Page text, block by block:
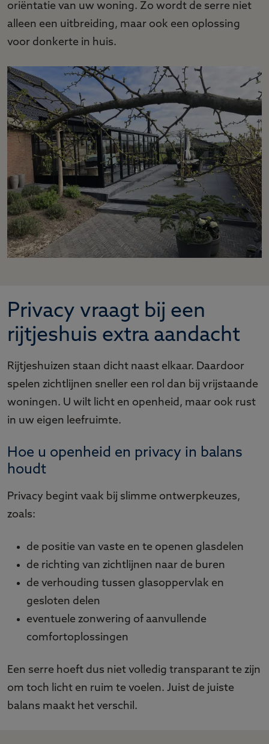
oriëntatie van uw woning. Zo wordt de serre niet
alleen een uitbreiding, maar ook een oplossing
voor donkerte in huis.
Privacy vraagt bij een
rijtjeshuis extra aandacht
Rijtjeshuizen staan dicht naast elkaar. Daardoor
spelen zichtlijnen sneller een rol dan bij vrijstaande
woningen. U wilt licht en openheid, maar ook rust
in uw eigen leefruimte.
Hoe u openheid en privacy in balans
houdt
Privacy begint vaak bij slimme ontwerpkeuzes,
zoals:
de positie van vaste en te openen glasdelen
de richting van zichtlijnen naar de buren
de verhouding tussen glasoppervlak en
gesloten delen
eventuele zonwering of aanvullende
comfortoplossingen
Een serre hoeft dus niet volledig transparant te zijn
om toch licht en ruim te voelen. Juist de juiste
balans maakt het verschil.